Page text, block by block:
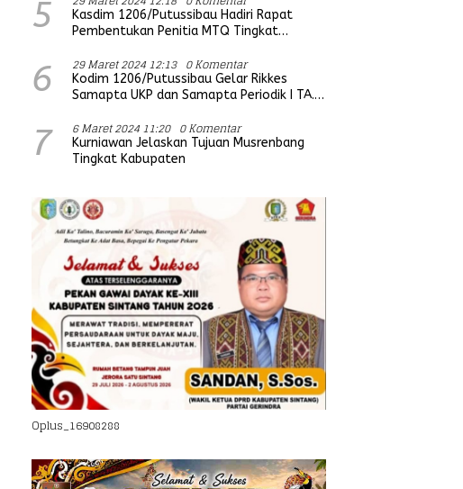
5
Kasdim 1206/Putussibau Hadiri Rapat
Pembentukan Penitia MTQ Tingkat
6 29 Maret 2024 12:13 0 Komentar
Kodim 1206/Putussibau Gelar Rikkes
Samapta UKP dan Samapta Periodik I TA.
7 6 Maret 2024 11:20 0 Komentar
Kurniawan Jelaskan Tujuan Musrenbang
Tingkat Kabupaten
Oplus_16908288